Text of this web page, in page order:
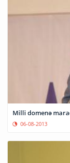
Milli domenə
06-08-2013